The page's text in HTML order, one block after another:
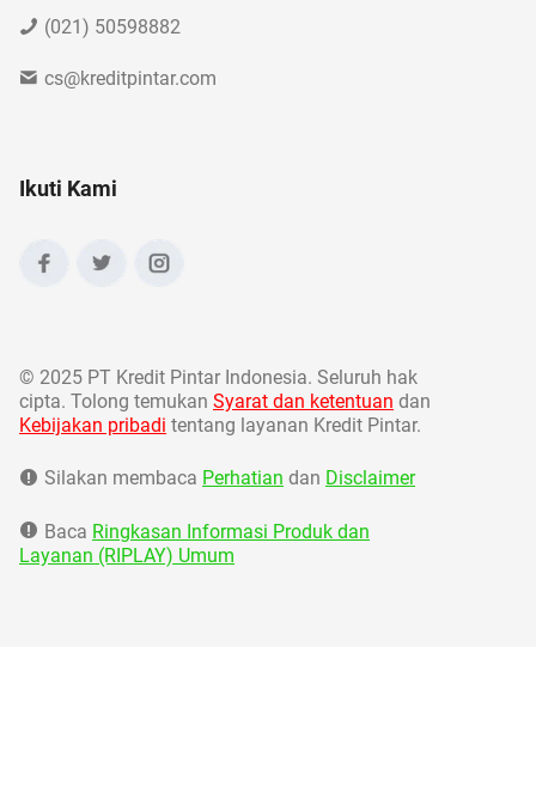
(021) 50598882
cs@kreditpintar.com
Ikuti Kami
© 2025 PT Kredit Pintar Indonesia. Seluruh hak
cipta. Tolong temukan Syarat dan ketentuan dan
Kebijakan pribadi tentang layanan Kredit Pintar.
Silakan membaca Perhatian dan Disclaimer
Baca Ringkasan Informasi Produk dan
Layanan (RIPLAY) Umum